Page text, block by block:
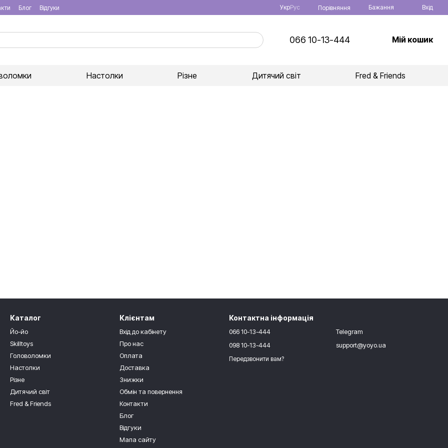
Блог Відгуки УкрРус Порівняння Бажання Вхід
066 10-13-444 Мій кошик
Настолки Різне Дитячий світ Fred & Friends
Каталог
Йо-йо
Skilltoys
Головоломки
Настолки
Різне
Дитячий світ
Fred & Friends
Клієнтам
Вхід до кабінету
Про нас
Оплата
Доставка
Знижки
Обмін та повернення
Контакти
Блог
Відгуки
Мапа сайту
Контактна інформація
066 10-13-444
098 10-13-444
Передзвонити вам?
Telegram
support@yoyo.ua